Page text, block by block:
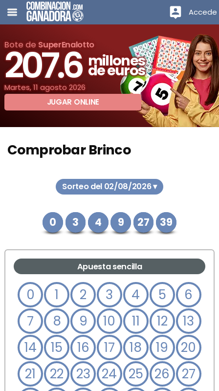
Accede
Bote de SuperEnalotto
207.6 millones
de euros
Martes, 11 agosto 2026
JUGAR ONLINE
Comprobar Brinco
Sorteo del 02/08/2026 ▾
0 3 4 9 27 39
Apuesta sencilla
0 1 2 3 4 5
6
7
8 9 10 11 12
13
14
15 16 17 18 19
20
21
22 23 24 25 26
27